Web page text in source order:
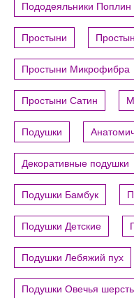
Пододеяльники Поплин
Простыни
Простыни Микрофибра
Простыни Сатин
Подушки
Декоративные подушки
Подушки Бамбук
Подушки Детские
Подушки Лебяжий пух
Подушки Овечья шерсть